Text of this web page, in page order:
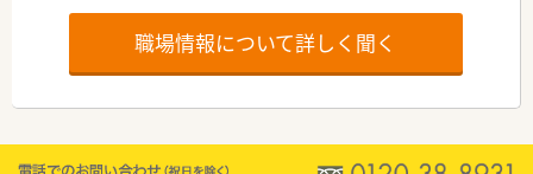
職場情報について詳しく聞く